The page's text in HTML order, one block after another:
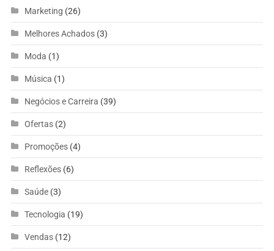
Marketing (26)
Melhores Achados(3)
Moda (1)
Música (1)
Negócios e Carreira (39)
Ofertas(2)
Promoções(4)
Reflexões(6)
Saúde(3)
Tecnologia (19)
Vendas(12)